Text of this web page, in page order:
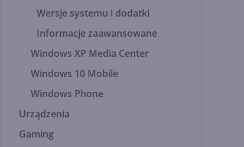
Wersje systemu i dodatki
Informacje zaawansowane
Windows XP Media Center
Windows 10 Mobile
Windows Phone
Urządzenia
Gaming